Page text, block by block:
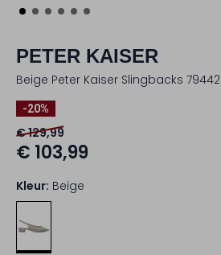
PETER KAISER
Beige Peter Kaiser Slingbacks 79442
-20%
€ 129,99
€ 103,99
Kleur: Beige